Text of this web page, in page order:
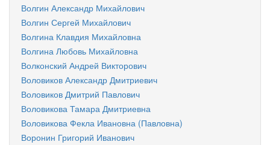
Волгин Александр Михайлович
Волгин Сергей Михайлович
Волгина Клавдия Михайловна
Волгина Любовь Михайловна
Волконский Андрей Викторович
Воловиков Александр Дмитриевич
Воловиков Дмитрий Павлович
Воловикова Тамара Дмитриевна
Воловикова Фекла Ивановна (Павловна)
Воронин Григорий Иванович